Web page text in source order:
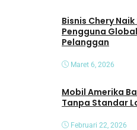
Bisnis Chery
Pengguna
Pelanggan
Maret 6, 2026
Mobil Amerika
Tanpa Standar
Februari 22, 2026